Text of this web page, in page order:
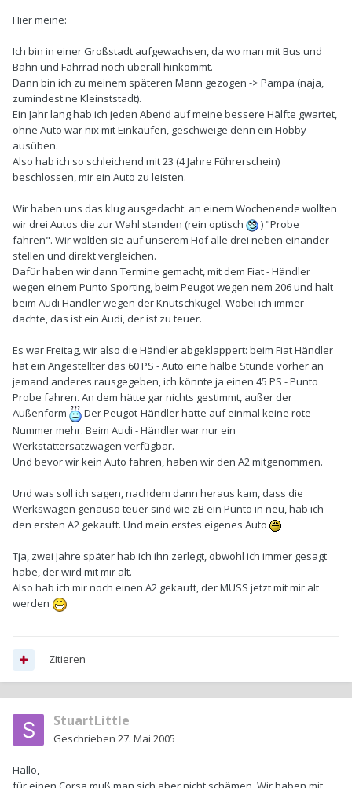
Hier meine:
Ich bin in einer Großstadt aufgewachsen, da wo man mit Bus und
Bahn und Fahrrad noch überall hinkommt.
Dann bin ich zu meinem späteren Mann gezogen -> Pampa (naja,
zumindest ne Kleinststadt).
Ein Jahr lang hab ich jeden Abend auf meine bessere Hälfte gwartet,
ohne Auto war nix mit Einkaufen, geschweige denn ein Hobby
ausüben.
Also hab ich so schleichend mit 23 (4 Jahre Führerschein)
beschlossen, mir ein Auto zu leisten.
Wir haben uns das klug ausgedacht: an einem Wochenende wollten
wir drei Autos die zur Wahl standen (rein optisch
) "Probe
fahren". Wir woltlen sie auf unserem Hof alle drei neben einander
stellen und direkt vergleichen.
Dafür haben wir dann Termine gemacht, mit dem Fiat - Händler
wegen einem Punto Sporting, beim Peugot wegen nem 206 und halt
beim Audi Händler wegen der Knutschkugel. Wobei ich immer
dachte, das ist ein Audi, der ist zu teuer.
Es war Freitag, wir also die Händler abgeklappert: beim Fiat Händler
hat ein Angestellter das 60 PS - Auto eine halbe Stunde vorher an
jemand anderes rausgegeben, ich könnte ja einen 45 PS - Punto
Probe fahren. An dem hätte gar nichts gestimmt, außer der
Außenform
Der Peugot-Händler hatte auf einmal keine rote
Nummer mehr. Beim Audi - Händler war nur ein
Werkstattersatzwagen verfügbar.
Und bevor wir kein Auto fahren, haben wir den A2 mitgenommen.
Und was soll ich sagen, nachdem dann heraus kam, dass die
Werkswagen genauso teuer sind wie zB ein Punto in neu, hab ich
den ersten A2 gekauft. Und mein erstes eigenes Auto
Tja, zwei Jahre später hab ich ihn zerlegt, obwohl ich immer gesagt
habe, der wird mit mir alt.
Also hab ich mir noch einen A2 gekauft, der MUSS jetzt mit mir alt
werden
Zitieren
StuartLittle
Geschrieben 27. Mai 2005
Hallo,